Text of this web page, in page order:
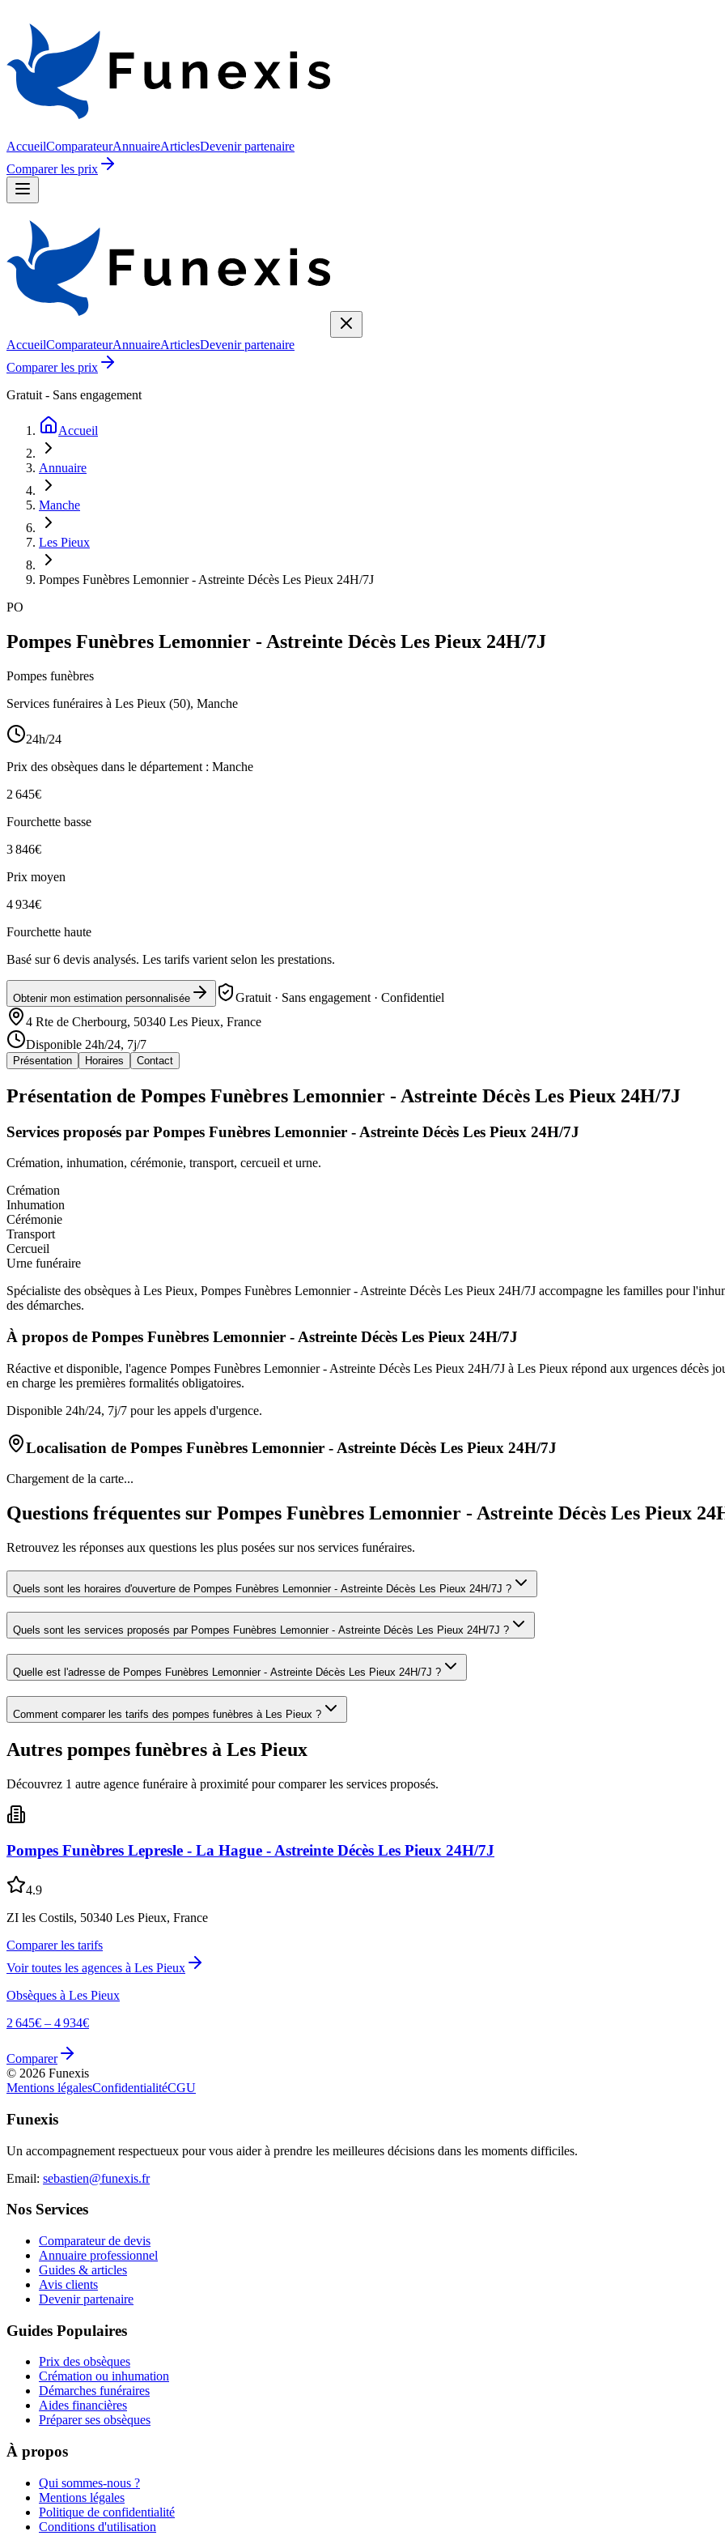
AccueilComparateurAnnuaireArticlesDevenir partenaire
Comparer les prix
AccueilComparateurAnnuaireArticlesDevenir partenaire
Comparer les prix
Gratuit - Sans engagement
Accueil
Annuaire
Manche
Les Pieux
Pompes Funèbres Lemonnier - Astreinte Décès Les Pieux 24H/7J
PO
Pompes Funèbres Lemonnier - Astreinte Décès Les Pieux 24H/7J
Pompes funèbres
Services funéraires à Les Pieux (50), Manche
24h/24
Prix des obsèques dans le département : Manche
2 645€
Fourchette basse
3 846€
Prix moyen
4 934€
Fourchette haute
Basé sur6 devis analysés. Les tarifs varient selon les prestations.
Obtenir mon estimation personnalisée
Gratuit · Sans engagement · Confidentiel
4 Rte de Cherbourg, 50340 Les Pieux, France
Disponible 24h/24, 7j/7
Présentation Horaires Contact
Présentation de Pompes Funèbres Lemonnier - Astreinte Décès Les Pieux 24H/7J
Services proposés par Pompes Funèbres Lemonnier - Astreinte Décès Les Pieux 24H/7J
Crémation, inhumation, cérémonie, transport, cercueil et urne.
Crémation
Inhumation
Cérémonie
Transport
Cercueil
Urne funéraire
Spécialiste des obsèques à Les Pieux, Pompes Funèbres Lemonnier - Astreinte Décès Les Pieux 24H/7J accompagne les familles pour
des démarches.
À propos de Pompes Funèbres Lemonnier - Astreinte Décès Les Pieux 24H/7J
Réactive et disponible, l'agence Pompes Funèbres Lemonnier - Astreinte Décès Les Pieux 24H/7J à Les Pieux répond aux urgences décès
en charge les premières formalités obligatoires.
Disponible 24h/24, 7j/7 pour les appels d'urgence.
Localisation de Pompes Funèbres Lemonnier - Astreinte Décès Les Pieux 24H/7J
Chargement de la carte...
Questions fréquentes sur Pompes Funèbres Lemonnier - Astreinte Décès Les Pieux
Retrouvez les réponses aux questions les plus posées sur nos services funéraires.
Quels sont les horaires d'ouverture de Pompes Funèbres Lemonnier - Astreinte Décès Les Pieux 24H/7J ?
Quels sont les services proposés par Pompes Funèbres Lemonnier - Astreinte Décès Les Pieux 24H/7J ?
Quelle est l'adresse de Pompes Funèbres Lemonnier - Astreinte Décès Les Pieux 24H/7J ?
Comment comparer les tarifs des pompes funèbres à Les Pieux ?
Autres pompes funèbres à Les Pieux
Découvrez 1 autre agence funéraire à proximité pour comparer les services proposés.
Pompes Funèbres Lepresle - La Hague - Astreinte Décès Les Pieux 24H/7J
4.9
ZI les Costils, 50340 Les Pieux, France
Comparer les tarifs
Voir toutes les agences à Les Pieux
Obsèques à Les Pieux
2 645€ – 4 934€
Comparer
© 2026 Funexis
Mentions légalesConfidentialitéCGU
Funexis
Un accompagnement respectueux pour vous aider à prendre les meilleures décisions dans les moments difficiles.
Email: sebastien@funexis.fr
Nos Services
Comparateur de devis
Annuaire professionnel
Guides & articles
Avis clients
Devenir partenaire
Guides Populaires
Prix des obsèques
Crémation ou inhumation
Démarches funéraires
Aides financières
Préparer ses obsèques
À propos
Qui sommes-nous ?
Mentions légales
Politique de confidentialité
Conditions d'utilisation